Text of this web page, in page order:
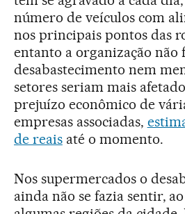
número de veículos com
nos principais pontos das
entanto a organização não
desabastecimento nem
setores seriam mais
prejuízo econômico de
empresas associadas,
de reaisaté o momento.
Nos supermercados o
ainda não se fazia sentir,